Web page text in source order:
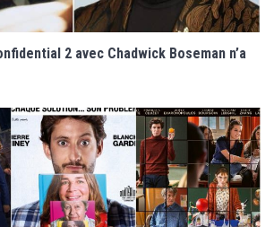
2 avec Chadwick Boseman n’a